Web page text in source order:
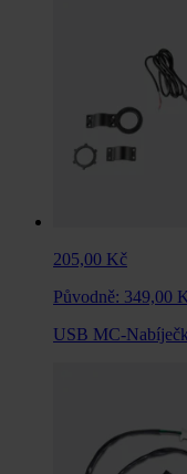
205,00 Kč
Původně: 349,00
USB MC-